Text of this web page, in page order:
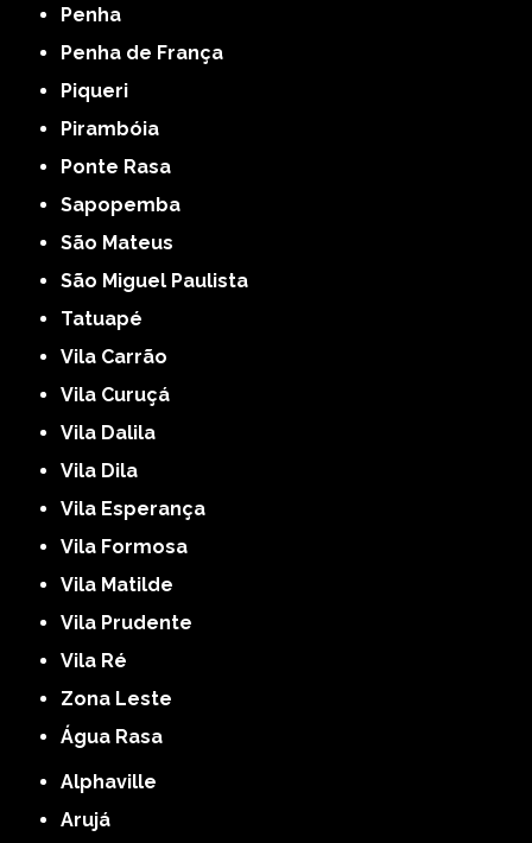
Penha
Penha de França
Piqueri
Pirambóia
Ponte Rasa
Sapopemba
São Mateus
São Miguel Paulista
Tatuapé
Vila Carrão
Vila Curuçá
Vila Dalila
Vila Dila
Vila Esperança
Vila Formosa
Vila Matilde
Vila Prudente
Vila Ré
Zona Leste
Água Rasa
Alphaville
Arujá